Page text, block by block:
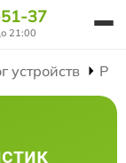
37
21:00
устройств